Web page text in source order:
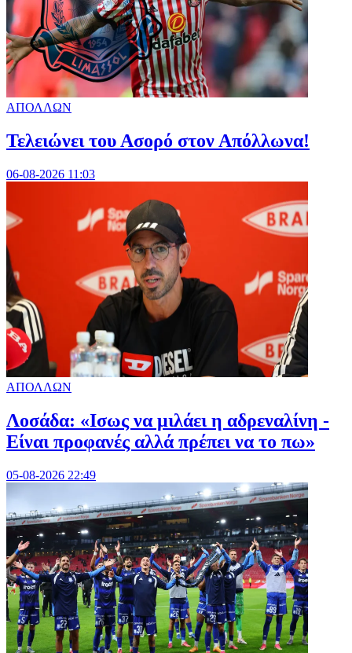
ΑΠΟΛΛΩΝ
Τελειώνει του Ασορό στον Απόλλωνα!
06-08-2026 11:03
ΑΠΟΛΛΩΝ
Λοσάδα: «Ισως να μιλάει η αδρεναλίνη -
Είναι προφανές αλλά πρέπει να το πω»
05-08-2026 22:49